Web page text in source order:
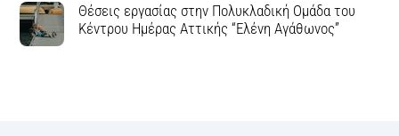
Θέσεις εργασίας στην Πολυκλαδική Ομάδα του
Κέντρου Ημέρας Αττικής “Ελένη Αγάθωνος”